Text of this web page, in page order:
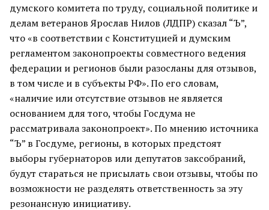
думского комитета по труду, социальной политике и
делам ветеранов Ярослав Нилов (ЛДПР) сказал “Ъ”,
что «в соответствии с Конституцией и думским
регламентом законопроекты совместного ведения
федерации и регионов были разосланы для отзывов,
в том числе и в субъекты РФ». По его словам,
«наличие или отсутствие отзывов не является
основанием для того, чтобы Госдума не
рассматривала законопроект». По мнению источника
“Ъ” в Госдуме, регионы, в которых предстоят
выборы губернаторов или депутатов заксобраний,
будут стараться не присылать свои отзывы, чтобы по
возможности не разделять ответственность за эту
резонансную инициативу.